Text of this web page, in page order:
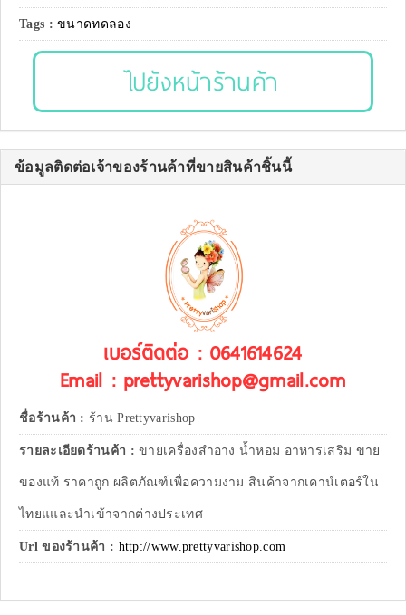
Tags :ขนาดทดลอง
ไปยังหน้าร้านค้า
ข้อมูลติดต่อเจ้าของร้านค้าที่ขายสินค้าชิ้นนี้
เบอร์ติดต่อ : 0641614624
Email : prettyvarishop@gmail.com
ชื่อร้านค้า : ร้าน Prettyvarishop
รายละเอียดร้านค้า :ขายเครื่องสำอาง น้ำหอม อาหารเสริม ขาย
ของแท้ ราคาถูก ผลิตภัณฑ์เพื่อความงาม สินค้าจากเคาน์เตอร์ใน
ไทยแและนำเข้าจากต่างประเทศ
Url ของร้านค้า : http://www.prettyvarishop.com